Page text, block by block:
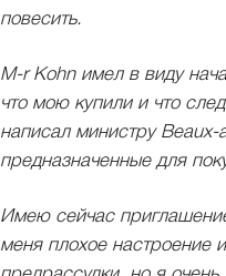
повесить.
M-r Kоhn имел в виду
что мою купили и что
написал министру
предназначенные для
Имею сейчас
меня плохое настроение